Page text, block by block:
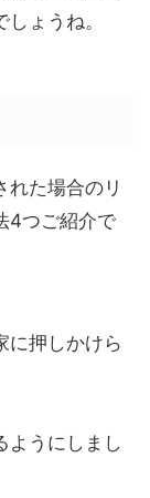
ょうね。
れた場合のリ
4つご紹介で
に押しかけら
ようにしまし